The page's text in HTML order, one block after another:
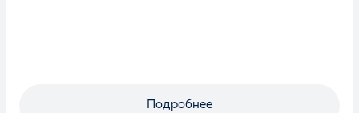
Подробнее